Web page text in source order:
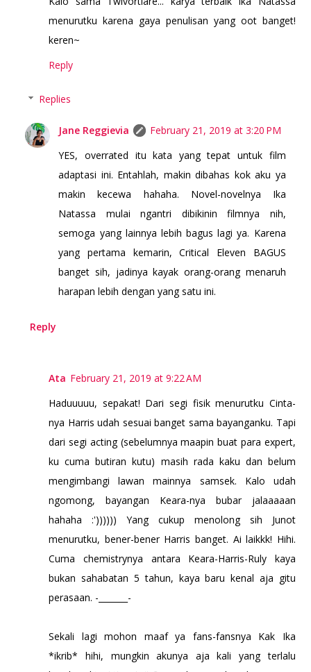
menurutku karena gaya penulisan yang oot banget!
keren~
Reply
Replies
Jane Reggievia
February 21, 2019 at 3:20 PM
YES, overrated itu kata yang tepat untuk film
adaptasi ini. Entahlah, makin dibahas kok aku ya
makin kecewa hahaha. Novel-novelnya Ika
Natassa mulai ngantri dibikinin filmnya nih,
semoga yang lainnya lebih bagus lagi ya. Karena
yang pertama kemarin, Critical Eleven BAGUS
banget sih, jadinya kayak orang-orang menaruh
harapan lebih dengan yang satu ini.
Reply
Ata February 21, 2019 at 9:22 AM
Haduuuuu, sepakat! Dari segi fisik menurutku Cinta-
nya Harris udah sesuai banget sama bayanganku. Tapi
dari segi acting (sebelumnya maapin buat para expert,
ku cuma butiran kutu) masih rada kaku dan belum
mengimbangi lawan mainnya samsek. Kalo udah
ngomong, bayangan Keara-nya bubar jalaaaaan
hahaha :')))))) Yang cukup menolong sih Junot
menurutku, bener-bener Harris banget. Ai laikkk! Hihi.
Cuma chemistrynya antara Keara-Harris-Ruly kaya
bukan sahabatan 5 tahun, kaya baru kenal aja gitu
perasaan. -_______-
Sekali lagi mohon maaf ya fans-fansnya Kak Ika
*ikrib* hihi, mungkin akunya aja kali yang terlalu